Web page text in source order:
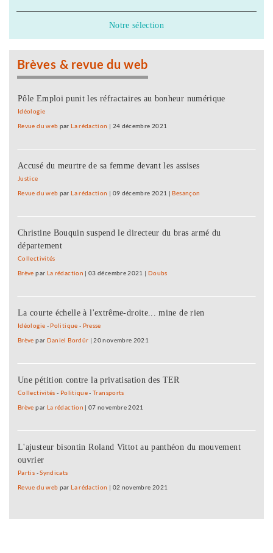
Notre sélection
Brèves & revue du web
Pôle Emploi punit les réfractaires au bonheur numérique
Idéologie
Revue du web parLa rédaction | 24 décembre 2021
Accusé du meurtre de sa femme devant les assises
Justice
Revue du web parLa rédaction | 09 décembre 2021 |Besançon
Christine Bouquin suspend le directeur du bras armé du
département
Collectivités
Brève par La rédaction |03 décembre 2021 | Doubs
La courte échelle à l'extrême-droite... mine de rien
Idéologie - Politique - Presse
Brève par Daniel Bordür |20 novembre 2021
Une pétition contre la privatisation des TER
Collectivités - Politique-Transports
Brève par La rédaction |07 novembre 2021
L'ajusteur bisontin Roland Vittot au panthéon du mouvement
ouvrier
Partis -Syndicats
Revue du web parLa rédaction | 02 novembre 2021